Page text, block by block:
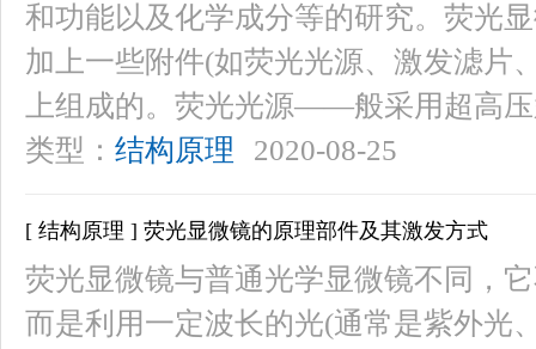
和功能以及化学成分等的研究。荧光
加上一些附件(如荧光光源、激发滤片
上组成的。荧光光源——般采用超高
类型： 结构原理 2020-08-25
[ 结构原理 ] 荧光显微镜的原理部件及其激发方式
荧光显微镜与普通光学显微镜不同，
而是利用一定波长的光(通常是紫外光